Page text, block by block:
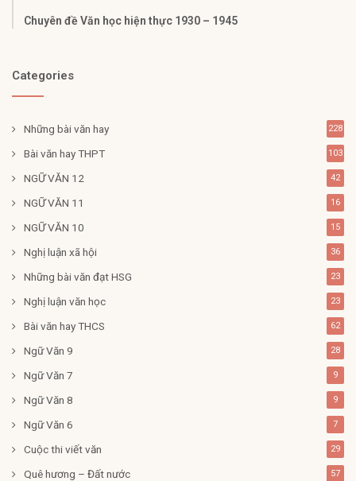
Chuyên đề Văn học hiện thực 1930 – 1945
Categories
Những bài văn hay 228
Bài văn hay THPT 103
NGỮ VĂN 12 42
NGỮ VĂN 11 16
NGỮ VĂN 10 15
Nghị luận xã hội 36
Những bài văn đạt HSG 23
Nghị luận văn học 23
Bài văn hay THCS 62
Ngữ Văn 9 28
Ngữ Văn 7 9
Ngữ Văn 8 9
Ngữ Văn 6 7
Cuộc thi viết văn 29
Quê hương – Đất nước 57